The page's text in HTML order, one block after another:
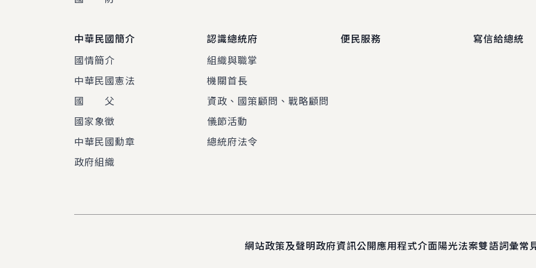
中華民國簡介
國情簡介
中華民國憲法
國 父
國家象徵
中華民國勳章
政府組織
認識總統府
組織與職掌
機關首長
資政、國策顧問、戰略顧問
儀節活動
總統府法令
便民服務 寫信給總統
網站政策及聲明政府資訊公開應用程式介面陽光法案雙語詞彙常